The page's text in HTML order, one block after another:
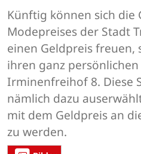
Künftig können sich die
Modepreises der Stadt
einen Geldpreis freuen,
ihren ganz
Irminenfreihof 8. Diese
nämlich dazu
mit dem Geldpreis an
zu werden.